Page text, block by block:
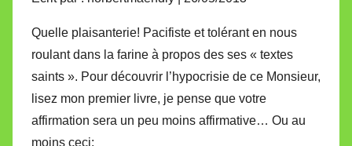
Quelle plaisanterie! Pacifiste et tolérant en nous
roulant dans la farine à propos des ses « textes
saints ». Pour découvrir l’hypocrisie de ce Monsieur,
lisez mon premier livre, je pense que votre
affirmation sera un peu moins affirmative… Ou au
moins ceci: